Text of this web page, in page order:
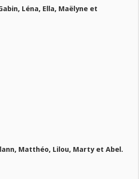
Léna, Ella, Maëlyne et
Matthéo, Lilou, Marty et Abel.